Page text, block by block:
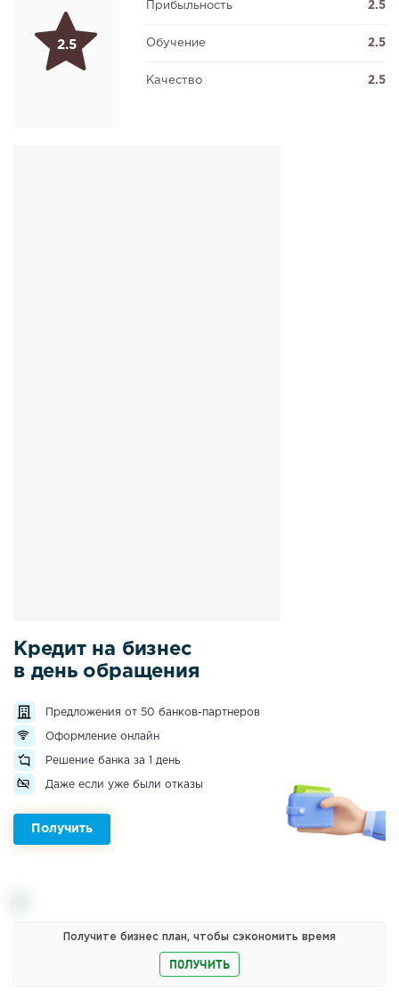
2.5
Прибыльность 2.5
Обучение 2.5
Качество 2.5
Кредит на бизнес
в день обращения
Предложения от 50 банков-партнеров
Оформление онлайн
Решение банка за 1 день
Даже если уже были отказы
Получить
Получите бизнес план, чтобы сэкономить время
ПОЛУЧИТЬ